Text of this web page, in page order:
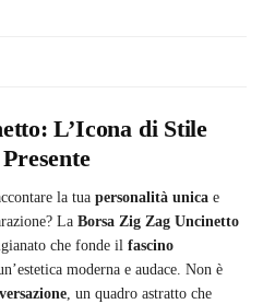
L’Icona di Stile
la tua personalità unica e
La Borsa Zig Zag Uncinetto
che fonde il fascino
moderna e audace. Non è
, un quadro astratto che